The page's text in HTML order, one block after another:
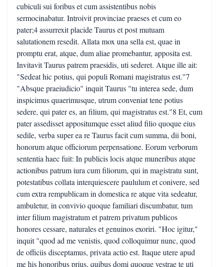
cubiculi sui foribus et cum assistentibus nobis
sermocinabatur. Introivit provinciae praeses et cum eo
pater;4 assurrexit placide Taurus et post mutuam
salutationem resedit. Allata mox una sella est, quae in
promptu erat, atque, dum aliae promebantur, apposita est.
Invitavit Taurus patrem praesidis, uti sederet. Atque ille ait:
"Sedeat hic potius, qui populi Romani magistratus est."7
"Absque praeiudicio" inquit Taurus "tu interea sede, dum
inspicimus quaerimusque, utrum conveniat tene potius
sedere, qui pater es, an filium, qui magistratus est."8 Et, cum
pater assedisset appositumque esset aliud filio quoque eius
sedile, verba super ea re Taurus facit cum summa, dii boni,
honorum atque officiorum perpensatione. Eorum verborum
sententia haec fuit: In publicis locis atque muneribus atque
actionibus patrum iura cum filiorum, qui in magistratu sunt,
potestatibus collata interquiescere paululum et conivere, sed
cum extra rempublicam in domestica re atque vita sedeatur,
ambuletur, in convivio quoque familiari discumbatur, tum
inter filium magistratum et patrem privatum publicos
honores cessare, naturales et genuinos exoriri. "Hoc igitur,"
inquit "quod ad me venistis, quod colloquimur nunc, quod
de officiis disceptamus, privata actio est. Itaque utere apud
me his honoribus prius, quibus domi quoque vestrae te uti